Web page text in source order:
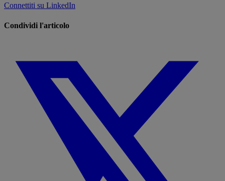
Connettiti su LinkedIn
Condividi l'articolo